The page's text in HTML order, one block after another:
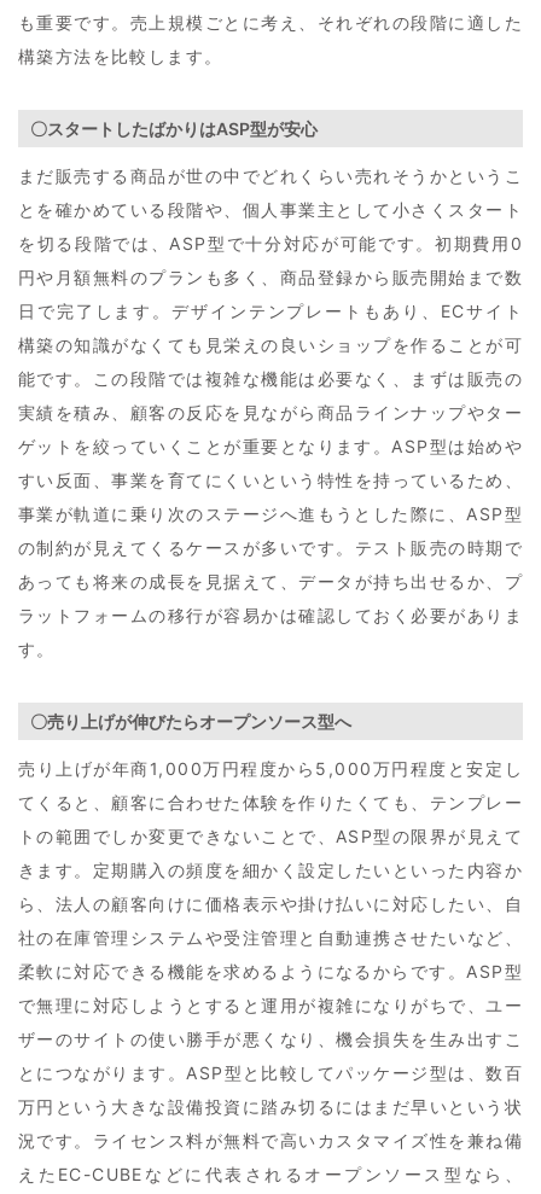
も重要です。売上規模ごとに考え、それぞれの段階に適した
構築方法を比較します。
〇スタートしたばかりはASP型が安心
まだ販売する商品が世の中でどれくらい売れそうかというこ
とを確かめている段階や、個人事業主として小さくスタート
を切る段階では、ASP型で十分対応が可能です。初期費用0
円や月額無料のプランも多く、商品登録から販売開始まで数
日で完了します。デザインテンプレートもあり、ECサイト
構築の知識がなくても見栄えの良いショップを作ることが可
能です。この段階では複雑な機能は必要なく、まずは販売の
実績を積み、顧客の反応を見ながら商品ラインナップやター
ゲットを絞っていくことが重要となります。ASP型は始めや
すい反面、事業を育てにくいという特性を持っているため、
事業が軌道に乗り次のステージへ進もうとした際に、ASP型
の制約が見えてくるケースが多いです。テスト販売の時期で
あっても将来の成長を見据えて、データが持ち出せるか、プ
ラットフォームの移行が容易かは確認しておく必要がありま
す。
〇売り上げが伸びたらオープンソース型へ
売り上げが年商1,000万円程度から5,000万円程度と安定し
てくると、顧客に合わせた体験を作りたくても、テンプレー
トの範囲でしか変更できないことで、ASP型の限界が見えて
きます。定期購入の頻度を細かく設定したいといった内容か
ら、法人の顧客向けに価格表示や掛け払いに対応したい、自
社の在庫管理システムや受注管理と自動連携させたいなど、
柔軟に対応できる機能を求めるようになるからです。ASP型
で無理に対応しようとすると運用が複雑になりがちで、ユー
ザーのサイトの使い勝手が悪くなり、機会損失を生み出すこ
とにつながります。ASP型と比較してパッケージ型は、数百
万円という大きな設備投資に踏み切るにはまだ早いという状
況です。ライセンス料が無料で高いカスタマイズ性を兼ね備
えたEC-CUBEなどに代表されるオープンソース型なら、